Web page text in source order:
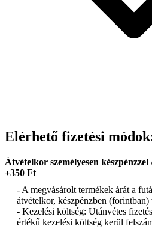
Elérhető fizetési
Átvételkor személyesen
+350 Ft
- A megvásárolt termékek árát a
átvételkor, készpénzben
- Kezelési költség: Utánvétes
értékű kezelési költség kerül